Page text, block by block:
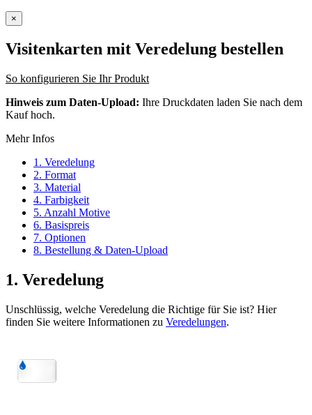
×
Visitenkarten mit Veredelung bestellen
So konfigurieren Sie Ihr Produkt
Hinweis zum Daten-Upload: Ihre Druckdaten laden Sie nach dem
Kauf hoch.
Mehr Infos
1. Veredelung
2. Format
3. Material
4. Farbigkeit
5. Anzahl Motive
6. Basispreis
7. Optionen
8. Bestellung & Daten-Upload
1. Veredelung
Unschlüssig, welche Veredelung die Richtige für Sie ist? Hier
finden Sie weitere Informationen zu Veredelungen.